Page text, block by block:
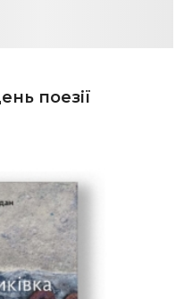
поезії